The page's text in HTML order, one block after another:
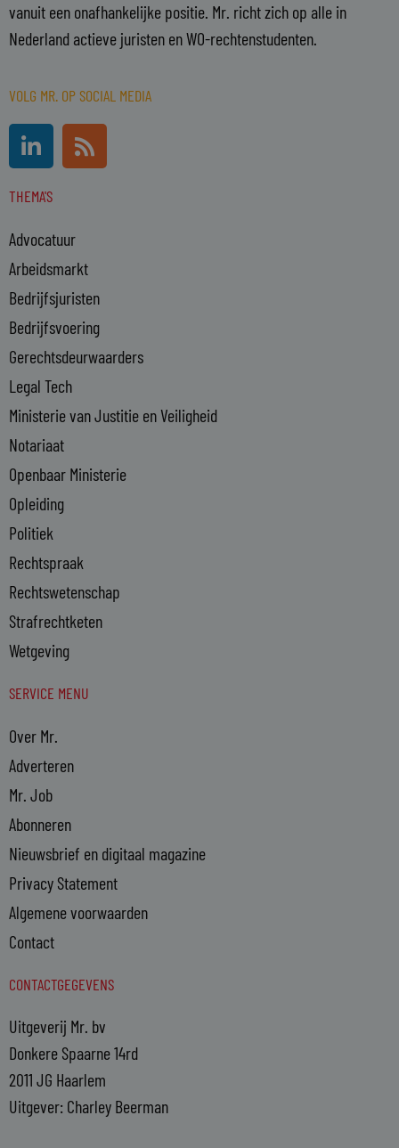
vanuit een onafhankelijke positie. Mr. richt zich op alle in
Nederland actieve juristen en WO-rechtenstudenten.
VOLG MR. OP SOCIAL MEDIA
L
i
n
k
d
i
n
-
i
n
R
s
s
THEMA'S
Advocatuur
Arbeidsmarkt
Bedrijfsjuristen
Bedrijfsvoering
Gerechtsdeurwaarders
Legal Tech
Ministerie van Justitie en Veiligheid
Notariaat
Openbaar Ministerie
Opleiding
Politiek
Rechtspraak
Rechtswetenschap
Strafrechtketen
Wetgeving
SERVICE MENU
Over Mr.
Adverteren
Mr. Job
Abonneren
Nieuwsbrief en digitaal magazine
Privacy Statement
Algemene voorwaarden
Contact
CONTACTGEGEVENS
Uitgeverij Mr. bv
Donkere Spaarne 14rd
2011 JG Haarlem
Uitgever: Charley Beerman